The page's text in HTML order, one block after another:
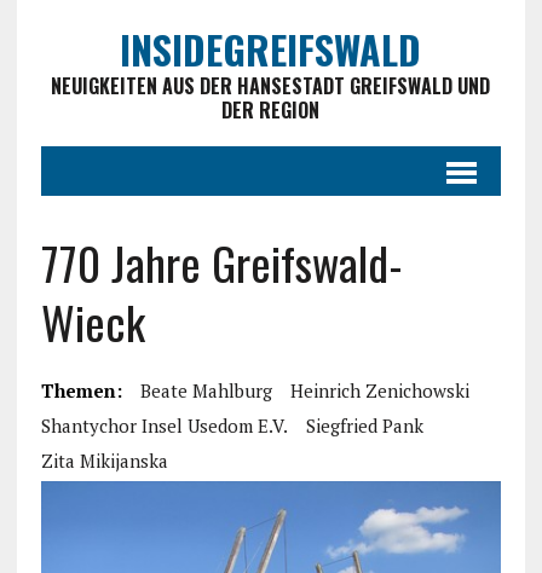
INSIDEGREIFSWALD
NEUIGKEITEN AUS DER HANSESTADT GREIFSWALD UND
DER REGION
770 Jahre Greifswald-
Wieck
Themen: Beate Mahlburg
Heinrich Zenichowski
Shantychor Insel Usedom E.V.
Siegfried Pank
Zita Mikijanska